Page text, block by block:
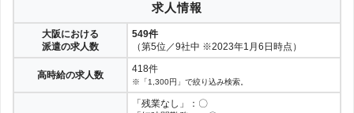
求人情報
大阪における
派遣の求人数
549件
（第5位／9社中 ※2023年1月6日時点）
高時給の求人数
418件
※「1,300円」で絞り込み検索。
「残業なし」：〇